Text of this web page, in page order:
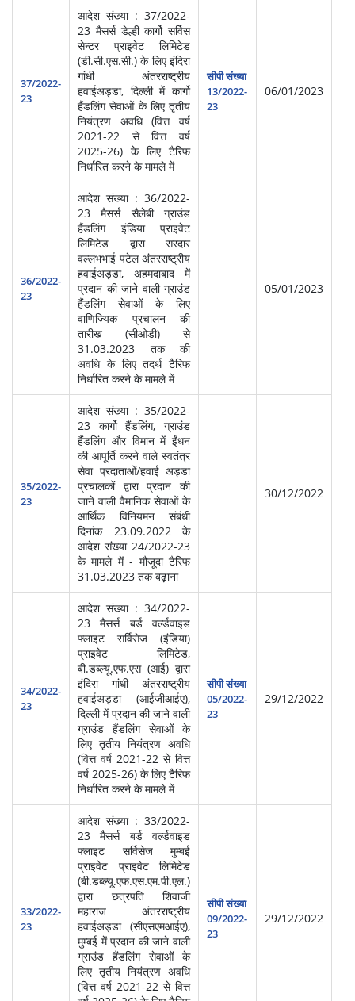
37/2022-
23
आदेश संख्या : 37/2022-
23 मैसर्स डेल्ही कार्गो सर्विस
सेन्टर प्राइवेट लिमिटेड
(डी.सी.एस.सी.) के लिए इंदिरा
गांधी अंतरराष्ट्रीय
हवाईअड्डा, दिल्ली में कार्गो
हैंडलिंग सेवाओं के लिए तृतीय
नियंत्रण अवधि (वित्त वर्ष
2021-22 से वित्त वर्ष
2025-26) के लिए टैरिफ
निर्धारित करने के मामले में
सीपी संख्या
13/2022-
23
06/01/2023
36/2022-
23
आदेश संख्या : 36/2022-
23 मैसर्स सैलेबी ग्राउंड
हैंडलिंग इंडिया प्राइवेट
लिमिटेड द्वारा सरदार
वल्लभभाई पटेल अंतरराष्ट्रीय
हवाईअड्डा, अहमदाबाद में
प्रदान की जाने वाली ग्राउंड
हैंडलिंग सेवाओं के लिए
वाणिज्यिक प्रचालन की
तारीख (सीओडी) से
31.03.2023 तक की
अवधि के लिए तदर्थ टैरिफ
निर्धारित करने के मामले में
05/01/2023
35/2022-
23
आदेश संख्या : 35/2022-
23 कार्गो हैंडलिंग, ग्राउंड
हैंडलिंग और विमान में ईंधन
की आपूर्ति करने वाले स्वतंत्र
सेवा प्रदाताओं/हवाई अड्डा
प्रचालकों द्वारा प्रदान की
जाने वाली वैमानिक सेवाओं के
आर्थिक विनियमन संबंधी
दिनांक 23.09.2022 के
आदेश संख्या 24/2022-23
के मामले में - मौजूदा टैरिफ
31.03.2023 तक बढ़ाना
30/12/2022
34/2022-
23
आदेश संख्या : 34/2022-
23 मैसर्स बर्ड वर्ल्डवाइड
फ्लाइट सर्विसेज (इंडिया)
प्राइवेट लिमिटेड,
बी.डब्ल्यू.एफ.एस (आई) द्वारा
इंदिरा गांधी अंतरराष्ट्रीय
हवाईअड्डा (आईजीआईए),
दिल्ली में प्रदान की जाने वाली
ग्राउंड हैंडलिंग सेवाओं के
लिए तृतीय नियंत्रण अवधि
(वित्त वर्ष 2021-22 से वित्त
वर्ष 2025-26) के लिए टैरिफ
निर्धारित करने के मामले में
सीपी संख्या
05/2022-
23
29/12/2022
33/2022-
23
आदेश संख्या : 33/2022-
23 मैसर्स बर्ड वर्ल्डवाइड
फ्लाइट सर्विसेज मुम्बई
प्राइवेट प्राइवेट लिमिटेड
(बी.डब्ल्यू.एफ.एस.एम.पी.एल.)
द्वारा छत्रपति शिवाजी
महाराज अंतरराष्ट्रीय
हवाईअड्डा (सीएसएमआईए),
मुम्बई में प्रदान की जाने वाली
ग्राउंड हैंडलिंग सेवाओं के
लिए तृतीय नियंत्रण अवधि
(वित्त वर्ष 2021-22 से वित्त
सीपी संख्या
09/2022-
23
29/12/2022